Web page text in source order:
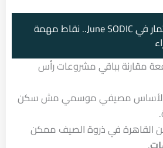
عيوب ومخاطر الاستثمار في June SODIC.. نقاط مهمة
مقارنة بباقي مشروعات رأس
الأساس مصيفي موسمي مش سكن
القاهرة في ذروة الصيف ممكن